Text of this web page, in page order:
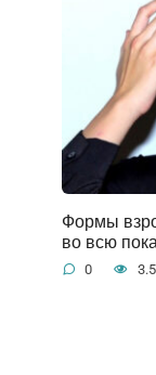
Формы
во всю
0